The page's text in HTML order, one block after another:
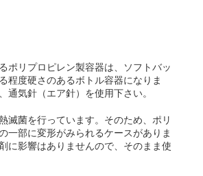
ポリプロピレン製容器は、ソフトバッ
程度硬さのあるボトル容器になりま
通気針（エア針）を使用下さい。
滅菌を行っています。そのため、ポリ
一部に変形がみられるケースがありま
に影響はありませんので、そのまま使